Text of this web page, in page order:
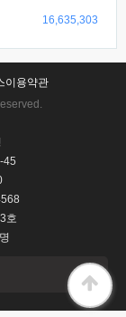
16,635,303
이용약관
45
호